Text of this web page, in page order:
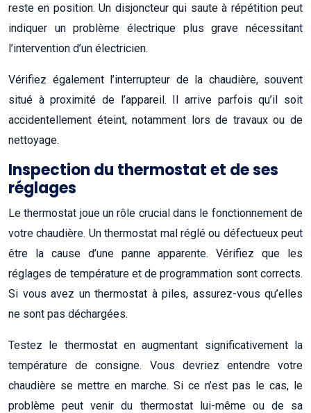
reste en position. Un disjoncteur qui saute à répétition peut
indiquer un problème électrique plus grave nécessitant
l’intervention d’un électricien.
Vérifiez également l’interrupteur de la chaudière, souvent
situé à proximité de l’appareil. Il arrive parfois qu’il soit
accidentellement éteint, notamment lors de travaux ou de
nettoyage.
Inspection du thermostat et de ses
réglages
Le thermostat joue un rôle crucial dans le fonctionnement de
votre chaudière. Un thermostat mal réglé ou défectueux peut
être la cause d’une panne apparente. Vérifiez que les
réglages de température et de programmation sont corrects.
Si vous avez un thermostat à piles, assurez-vous qu’elles
ne sont pas déchargées.
Testez le thermostat en augmentant significativement la
température de consigne. Vous devriez entendre votre
chaudière se mettre en marche. Si ce n’est pas le cas, le
problème peut venir du thermostat lui-même ou de sa